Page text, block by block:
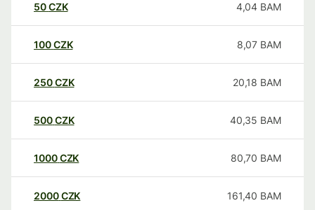
50CZK 4,04 BAM
100CZK 8,07 BAM
250CZK 20,18 BAM
500CZK 40,35 BAM
1000CZK 80,70 BAM
2000CZK 161,40 BAM